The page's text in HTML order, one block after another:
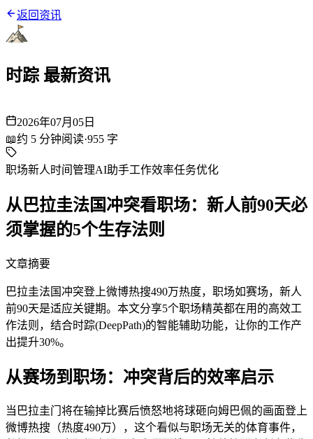
返回资讯
时踪 最新资讯
2026年07月05日
📖约 5 分钟阅读·955 字
职场新人 时间管理AI助手工作效率任务优化
从巴拉圭法国冲突看职场：新人前90天必
须掌握的5个生存法则
文章摘要
巴拉圭法国冲突登上微博热搜490万热度，职场如赛场，新人
前90天是适应关键期。本文分享5个职场精英都在用的高效工
作法则，结合时踪(DeepPath)的智能辅助功能，让你的工作产
出提升30%。
从赛场到职场：冲突背后的效率启示
当巴拉圭门将在输掉比赛后愤怒地将球砸向姆巴佩的画面登上
微博热搜（热度490万），这个看似与职场无关的体育事件，